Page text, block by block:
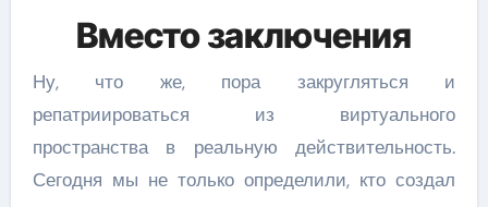
Вместо заключения
Ну, что же, пора закругляться и
репатриироваться из виртуального
пространства в реальную действительность.
Сегодня мы не только определили, кто создал